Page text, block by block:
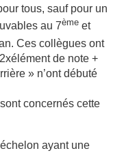
tous, sauf pour un
au 7ème et
Ces collègues ont
de note +
» n’ont débuté
concernés cette
échelon ayant une